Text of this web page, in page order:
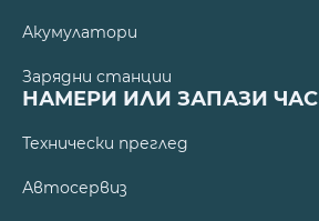
Акумулатори
Зарядни станции
НАМЕРИ ИЛИ ЗАПАЗИ ЧАС
Технически преглед
Автосервиз